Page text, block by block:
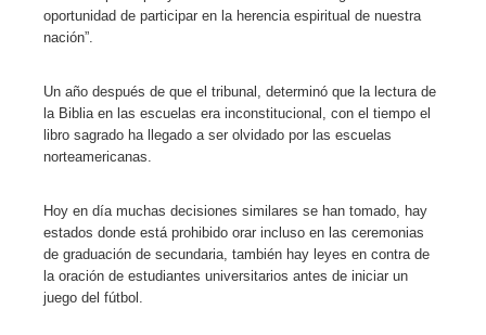
oportunidad de participar en la herencia espiritual de nuestra
nación”.
Un año después de que el tribunal, determinó que la lectura de
la Biblia en las escuelas era inconstitucional, con el tiempo el
libro sagrado ha llegado a ser olvidado por las escuelas
norteamericanas.
Hoy en día muchas decisiones similares se han tomado, hay
estados donde está prohibido orar incluso en las ceremonias
de graduación de secundaria, también hay leyes en contra de
la oración de estudiantes universitarios antes de iniciar un
juego del fútbol.